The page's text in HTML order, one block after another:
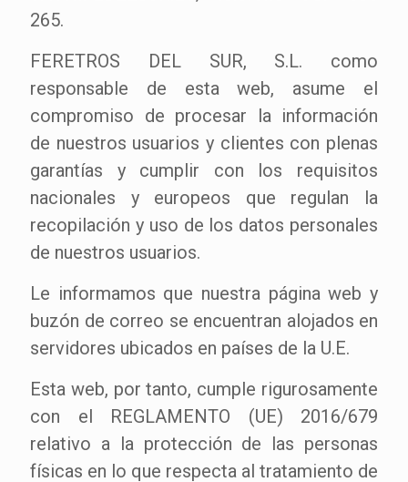
265.
FERETROS DEL SUR, S.L. como
responsable de esta web, asume el
compromiso de procesar la información
de nuestros usuarios y clientes con plenas
garantías y cumplir con los requisitos
nacionales y europeos que regulan la
recopilación y uso de los datos personales
de nuestros usuarios.
Le informamos que nuestra página web y
buzón de correo se encuentran alojados en
servidores ubicados en países de la U.E.
Esta web, por tanto, cumple rigurosamente
con el REGLAMENTO (UE) 2016/679
relativo a la protección de las personas
físicas en lo que respecta al tratamiento de